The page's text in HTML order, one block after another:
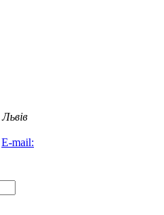
Львів
E-mail: